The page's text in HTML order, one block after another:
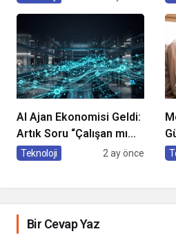
AI Ajan Ekonomisi Geldi:
Artık Soru “Çalışan mı
Olacaksın, Çalıştıran
Teknoloji 2 ay önce
Bir Cevap Yaz